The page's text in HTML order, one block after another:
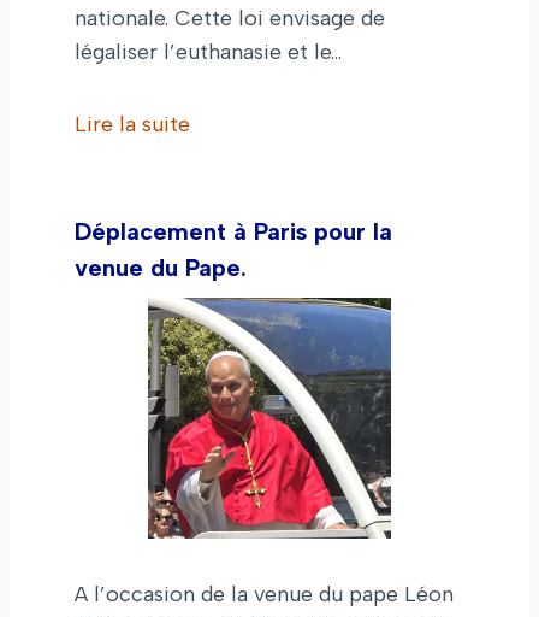
nationale. Cette loi envisage de
légaliser l’euthanasie et le…
Lire la suite
Déplacement à Paris pour la
venue du Pape.
A l’occasion de la venue du pape Léon